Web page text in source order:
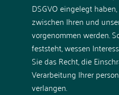
DSGVO eingelegt
zwischen Ihren und
vorgenommen werden.
feststeht, wessen
Sie das Recht, die
Verarbeitung Ihrer
verlangen.